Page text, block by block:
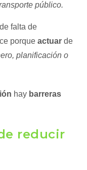
público.
falta de
porqueactuar de
planificación o
hay barreras
reducir